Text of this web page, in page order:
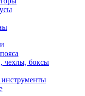
чехлы, боксы